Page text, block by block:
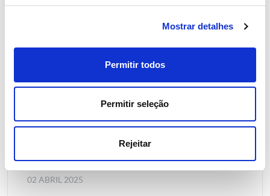
Mostrar detalhes
Permitir todos
Permitir seleção
Rejeitar
02 ABRIL 2025